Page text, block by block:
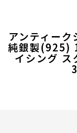
アンティー
純銀製(925)
イシング ス